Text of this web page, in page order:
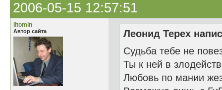
2006-05-15 12:57:51
litomin
Автор сайта
Леонид Терех
Судьба тебе не
Ты к ней в
Любовь по мании